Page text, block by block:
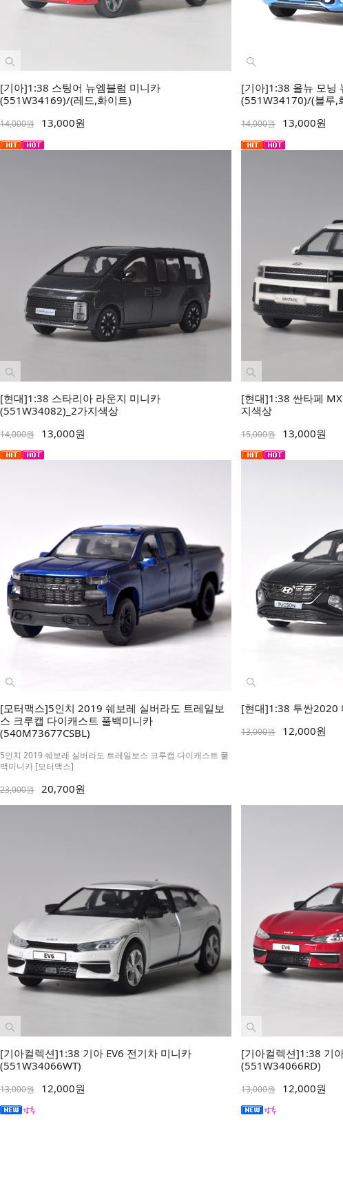
[기아]1:38 스팅어 뉴엠블럼 미니카
(551W34169)/(레드,화이트)
14,000원 13,000원
[기아]1:38 올뉴 모닝
(551W34170)/(블루,
14,000원 13,000원
[현대]1:38 스타리아 라운지 미니카
(551W34082)_2가지색상
14,000원 13,000원
[현대]1:38 싼타페
지색상
15,000원 13,000원
[모터맥스]5인치 2019 쉐보레 실버라도 트레일보
스 크루캡 다이캐스트 풀백미니카
(540M73677CSBL)
5인치 2019 쉐보레 실버라도 트레일보스 크루캡 다이캐스트 풀
백미니카 [모터맥스]
23,000원
20,700원
[현대]1:38 투싼2020
13,000원 12,000원
[기아컬렉션]1:38 기아 EV6 전기차 미니카
(551W34066WT)
13,000원 12,000원
[기아컬렉션]1:38 기
(551W34066RD)
13,000원 12,000원